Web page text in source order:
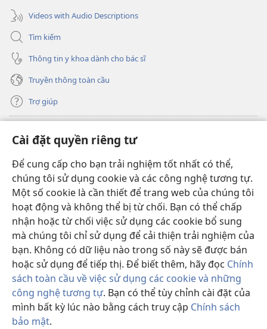
Cài đặt quyền riêng tư
Để cung cấp cho bạn trải nghiệm tốt nhất có thể,
chúng tôi sử dụng cookie và các công nghệ tương tự.
Một số cookie là cần thiết để trang web của chúng tôi
hoạt động và không thể bị từ chối. Bạn có thể chấp
nhận hoặc từ chối việc sử dụng các cookie bổ sung
mà chúng tôi chỉ sử dụng để cải thiện trải nghiệm của
bạn. Không có dữ liệu nào trong số này sẽ được bán
hoặc sử dụng để tiếp thị. Để biết thêm, hãy đọc Chính
sách toàn cầu về việc sử dụng các cookie và những
công nghệ tương tự. Bạn có thể tùy chỉnh cài đặt của
mình bất kỳ lúc nào bằng cách truy cập Chính sách
bảo mật.
Videos with Audio Descriptions
Tìm kiếm
Thông tin y khoa dành cho bác sĩ
Truyền thông toàn cầu
Trợ giúp
(mở
cửa
sổ
mới)
THƯ VIỆN TRỰC TUYẾN Tháp Canh
(mở
cửa
sổ
mới)
JW Hub ®
(mở
cửa
sổ
mới)
JW Library
Thư viện Tháp Canh
Copyright© 2026 Watch Tower Bible and Tract Society of Pennsylvania.
ĐIỀU KHOẢN SỬ DỤNG